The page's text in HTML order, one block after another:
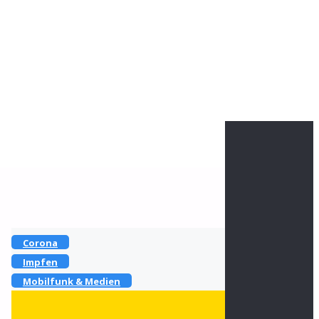
Corona
Impfen
Mobilfunk & Medien